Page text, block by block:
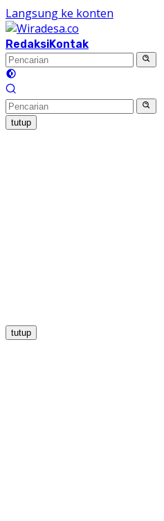
Langsung ke konten
RedaksiKontak
tutup
tutup